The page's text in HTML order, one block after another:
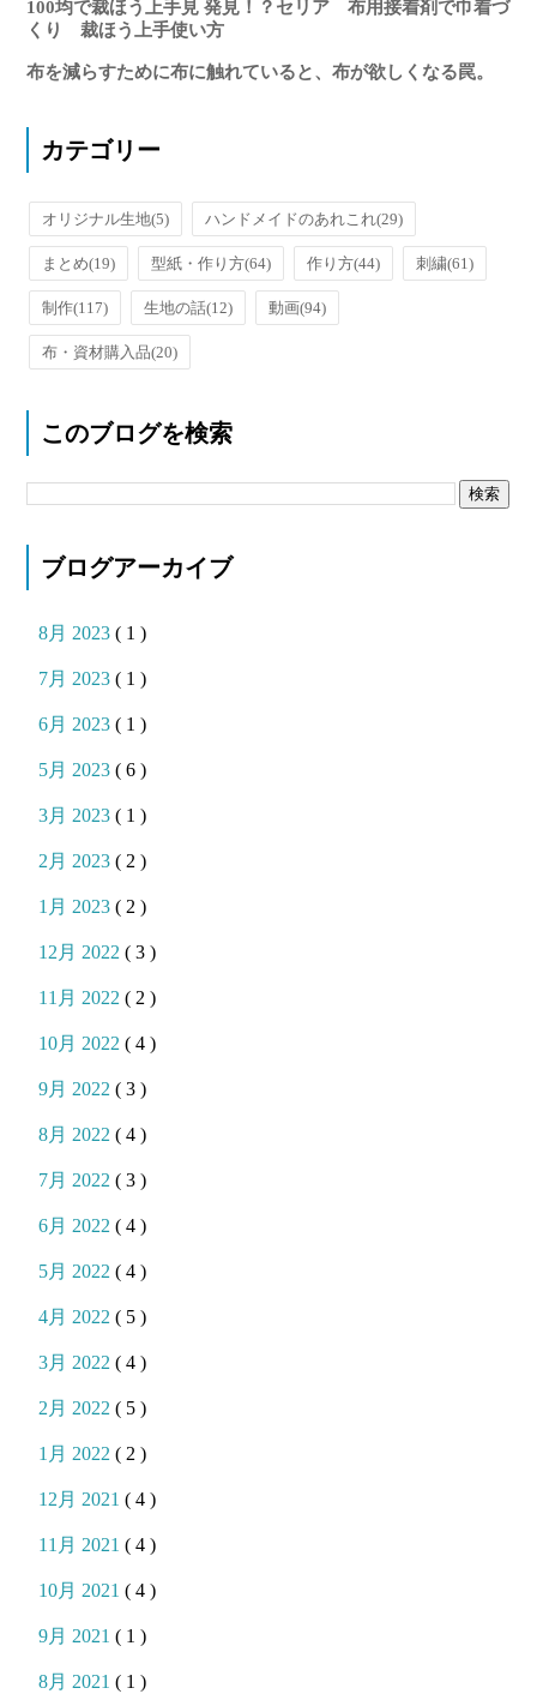
100均で裁ほう上手見 発見！？セリア 布用接着剤で巾着づ
くり 裁ほう上手使い方
布を減らすために布に触れていると、布が欲しくなる罠。
カテゴリー
オリジナル生地(5) ハンドメイドのあれこれ(29)
まとめ(19) 型紙・作り方(64) 作り方(44) 刺繍(61)
制作(117) 生地の話(12) 動画(94)
布・資材購入品(20)
このブログを検索
ブログアーカイブ
8月 2023( 1 )
7月 2023( 1 )
6月 2023( 1 )
5月 2023( 6 )
3月 2023( 1 )
2月 2023( 2 )
1月 2023( 2 )
12月 2022( 3 )
11月 2022( 2 )
10月 2022( 4 )
9月 2022( 3 )
8月 2022( 4 )
7月 2022( 3 )
6月 2022( 4 )
5月 2022( 4 )
4月 2022( 5 )
3月 2022( 4 )
2月 2022( 5 )
1月 2022( 2 )
12月 2021( 4 )
11月 2021( 4 )
10月 2021( 4 )
9月 2021( 1 )
8月 2021( 1 )